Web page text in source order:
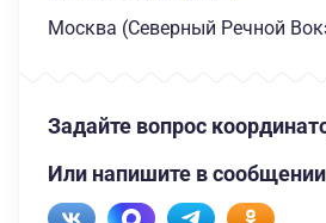
Москва (Северный Речной
Задайте вопрос
Или напишите в сообщении